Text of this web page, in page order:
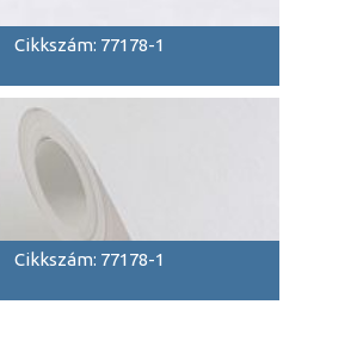
Cikkszám: 77178-1
Cikkszám: 77178-1